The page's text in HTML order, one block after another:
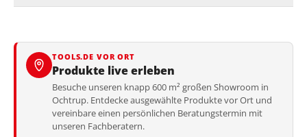
TOOLS.DE VOR ORT
Produkte live erleben
Besuche unseren knapp 600 m² großen Showroom in
Ochtrup. Entdecke ausgewählte Produkte vor Ort und
vereinbare einen persönlichen Beratungstermin mit
unseren Fachberatern.